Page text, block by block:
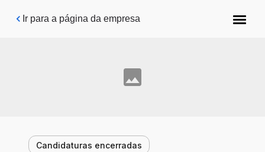
Pular para o conteúdo principal
Ir para a página da empresa
Candidaturas encerradas